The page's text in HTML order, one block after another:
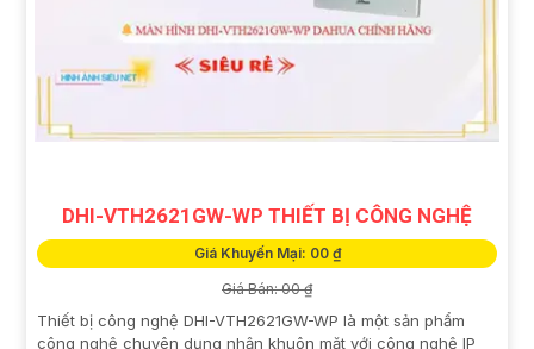
DHI-VTH2621GW-WP THIẾT BỊ CÔNG NGHỆ
Giá Khuyến Mại: 00 ₫
Giá Bán: 00 ₫
Thiết bị công nghệ DHI-VTH2621GW-WP là một sản phẩm
công nghệ chuyên dụng nhận khuôn mặt với công nghệ IP